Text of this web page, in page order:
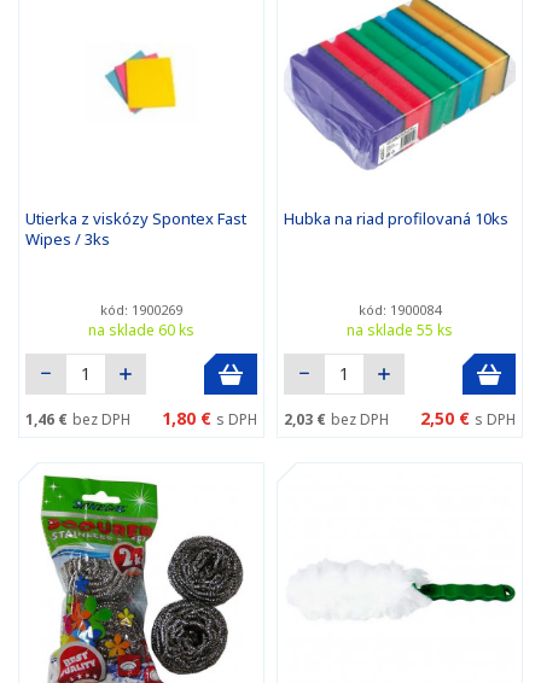
Utierka z viskózy Spontex Fast
Wipes / 3ks
kód: 1900269
na sklade 60 ks
1,46 € bez DPH 1,80 € s DPH
Hubka na riad profilovaná 10ks
kód: 1900084
na sklade 55 ks
2,03 € bez DPH 2,50 € s DPH